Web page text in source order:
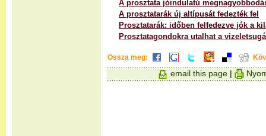
A prosztata jóindulatú
A prosztatarák új altípusát fedezték fel
Prosztatarák: időben felfedezve jók a
Prosztatagondokra utalhat a
Ossza meg:
email this page |